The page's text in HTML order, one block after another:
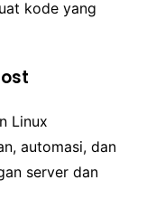
kode yang
Linux
automasi, dan
server dan